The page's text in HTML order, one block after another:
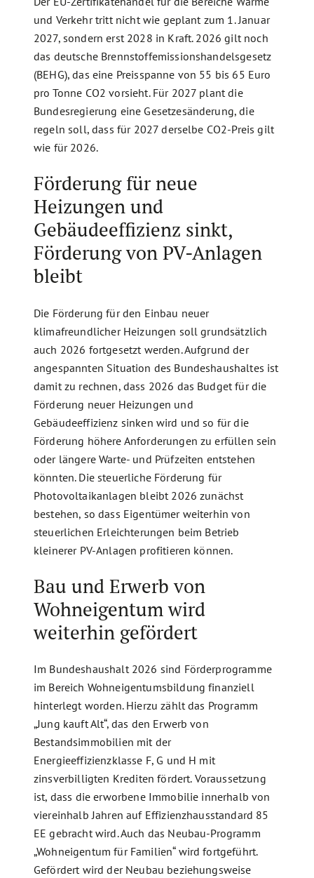
und Verkehr tritt nicht wie geplant zum 1. Januar
2027, sondern erst 2028 in Kraft. 2026 gilt noch
das deutsche Brennstoffemissionshandelsgesetz
(BEHG), das eine Preisspanne von 55 bis 65 Euro
pro Tonne CO2 vorsieht. Für 2027 plant die
Bundesregierung eine Gesetzesänderung, die
regeln soll, dass für 2027 derselbe CO2-Preis gilt
wie für 2026.
Förderung für neue
Heizungen und
Gebäudeeffizienz sinkt,
Förderung von PV-Anlagen
bleibt
Die Förderung für den Einbau neuer
klimafreundlicher Heizungen soll grundsätzlich
auch 2026 fortgesetzt werden. Aufgrund der
angespannten Situation des Bundeshaushaltes ist
damit zu rechnen, dass 2026 das Budget für die
Förderung neuer Heizungen und
Gebäudeeffizienz sinken wird und so für die
Förderung höhere Anforderungen zu erfüllen sein
oder längere Warte- und Prüfzeiten entstehen
könnten. Die steuerliche Förderung für
Photovoltaikanlagen bleibt 2026 zunächst
bestehen, so dass Eigentümer weiterhin von
steuerlichen Erleichterungen beim Betrieb
kleinerer PV-Anlagen profitieren können.
Bau und Erwerb von
Wohneigentum wird
weiterhin gefördert
Im Bundeshaushalt 2026 sind Förderprogramme
im Bereich Wohneigentumsbildung finanziell
hinterlegt worden. Hierzu zählt das Programm
„Jung kauft Alt“, das den Erwerb von
Bestandsimmobilien mit der
Energieeffizienzklasse F, G und H mit
zinsverbilligten Krediten fördert. Voraussetzung
ist, dass die erworbene Immobilie innerhalb von
viereinhalb Jahren auf Effizienzhausstandard 85
EE gebracht wird. Auch das Neubau-Programm
„Wohneigentum für Familien“ wird fortgeführt.
Gefördert wird der Neubau beziehungsweise